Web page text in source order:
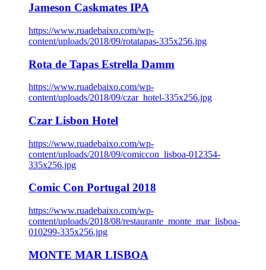
Jameson Caskmates IPA
https://www.ruadebaixo.com/wp-
content/uploads/2018/09/rotatapas-335x256.jpg
Rota de Tapas Estrella Damm
https://www.ruadebaixo.com/wp-
content/uploads/2018/09/czar_hotel-335x256.jpg
Czar Lisbon Hotel
https://www.ruadebaixo.com/wp-
content/uploads/2018/09/comiccon_lisboa-012354-
335x256.jpg
Comic Con Portugal 2018
https://www.ruadebaixo.com/wp-
content/uploads/2018/08/restaurante_monte_mar_lisboa-
010299-335x256.jpg
MONTE MAR LISBOA